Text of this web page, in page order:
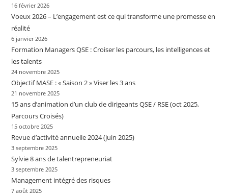
16 février 2026
Voeux 2026 – L’engagement est ce qui transforme une promesse en
réalité
6 janvier 2026
Formation Managers QSE : Croiser les parcours, les intelligences et
les talents
24 novembre 2025
Objectif MASE : « Saison 2 » Viser les 3 ans
21 novembre 2025
15 ans d’animation d’un club de dirigeants QSE / RSE (oct 2025,
Parcours Croisés)
15 octobre 2025
Revue d’activité annuelle 2024 (juin 2025)
3 septembre 2025
Sylvie 8 ans de talentrepreneuriat
3 septembre 2025
Management intégré des risques
7 août 2025